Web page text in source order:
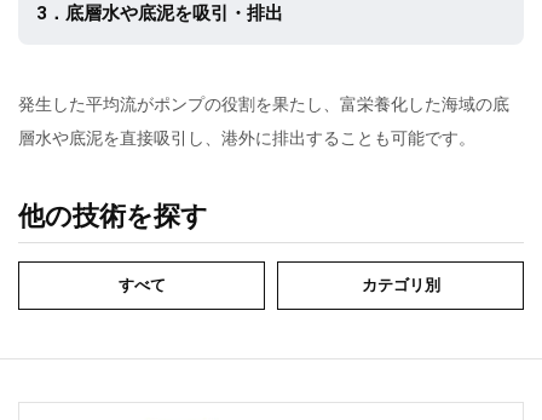
3．底層水や底泥を吸引・排出
発生した平均流がポンプの役割を果たし、富栄養化した海域の底
層水や底泥を直接吸引し、港外に排出することも可能です。
他の技術を探す
すべて カテゴリ別